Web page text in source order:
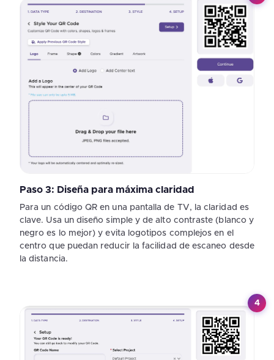
Paso 3: Diseña para máxima claridad
Para un código QR en una pantalla de TV, la claridad es
clave. Usa un diseño simple y de alto contraste (blanco y
negro es lo mejor) y evita logotipos complejos en el
centro que puedan reducir la facilidad de escaneo desde
la distancia.
4